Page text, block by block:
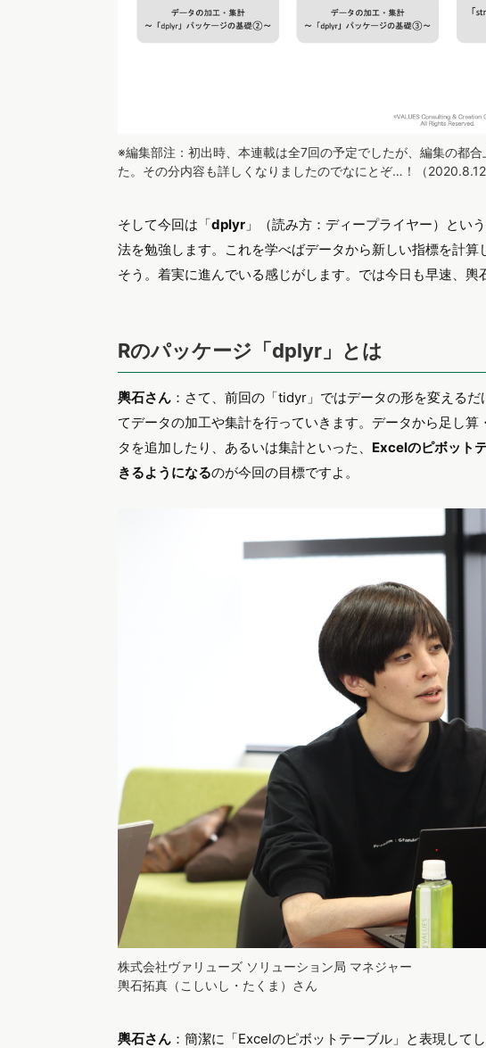
※編集部注：初出時、本連載は全7回の予定でしたが、編集の都
た。その分内容も詳しくなりましたのでなにとぞ…！（2020.8.12
そして今回は「dplyr 」（読み方：ディープライヤー）とい
法を勉強します。これを学べばデータから新しい指標を計
そう。着実に進んでいる感じがします。では今日も早速、輿
Rのパッケージ「dplyr」とは
輿石さん ：さて、前回の「tidyr」ではデータの形を変える
てデータの加工や集計を行っていきます。データから足し
タを追加したり、あるいは集計といった、 Excelのピボット
きるようになるのが今回の目標ですよ。
株式会社ヴァリューズ ソリューション局 マネジャー
輿石拓真（こしいし・たくま）さん
輿石さん ：簡潔に「Excelのピボットテーブル」と表現して